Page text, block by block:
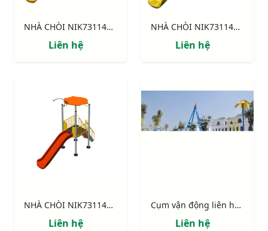
NHÀ CHÒI NIK731146-3: Thang leo, cầu trượt, xích đu.
Liên hệ
NHÀ CHÒI NIK731146-2: Thang leo, cầu trượt, khung leo.
Liên hệ
NHÀ CHÒI NIK731146-1 : Thang leo, cầu trượt
Liên hệ
Cụm vận động liên hoàn "Ốc đảo"
Liên hệ